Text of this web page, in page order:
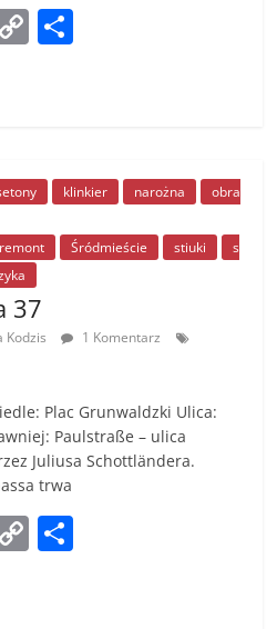
C
Li
n
k
klinkier narożna
obra
remont Śródmieście stiuki
s
37
Kodzis
1 Komentarz
Plac Grunwaldzki Ulica:
Paulstraße – ulica
Juliusa Schottländera.
trwa
C